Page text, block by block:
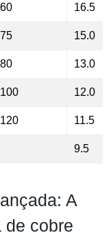
60 16.5
75 15.0
80 13.0
100 12.0
120 11.5
9.5
A
de cobre